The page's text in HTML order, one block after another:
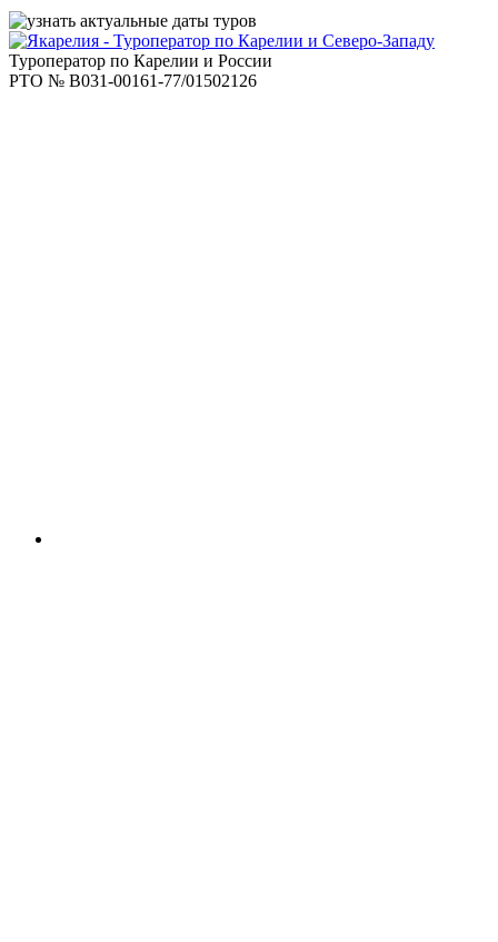
Туроператор по Карелии и России
РТО № В031-00161-77/01502126